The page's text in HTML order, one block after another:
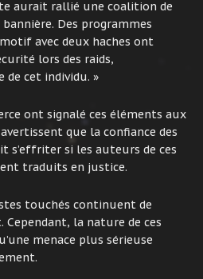
aurait rallié une coalition de
Des programmes
avec deux haches ont
lors des raids,
cet individu. »
ont signalé ces éléments aux
que la confiance des
s’effriter si les auteurs de ces
traduits en justice.
touchés continuent de
la nature de ces
menace plus sérieuse